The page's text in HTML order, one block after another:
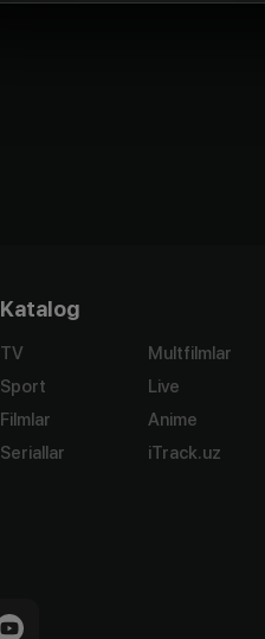
Katalog
TV
Sport
Filmlar
Seriallar
Multfilmlar
Live
Anime
iTrack.uz